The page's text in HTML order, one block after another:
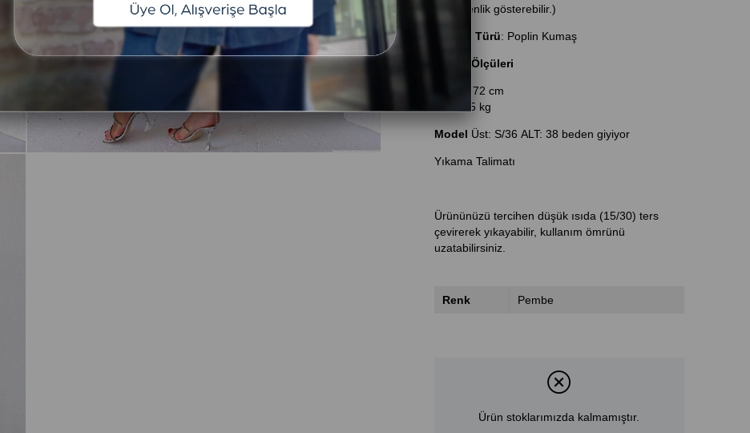
değişkenlik gösterebilir.)
Kumaş Türü: Poplin Kumaş
Model Ölçüleri
1.72 cm
55 kg
Model Üst: S/36 ALT: 38 beden giyiyor
Yıkama Talimatı
Ürününüzü tercihen düşük ısıda (15/30) ters
çevirerek yıkayabilir, kullanım ömrünü
uzatabilirsiniz.
Renk Pembe
Ürün stoklarımızda kalmamıştır.